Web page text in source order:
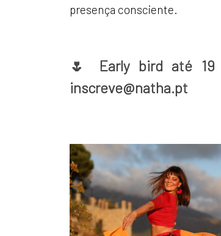
presença consciente.
🌷 Early bird até 19
inscreve@natha.pt